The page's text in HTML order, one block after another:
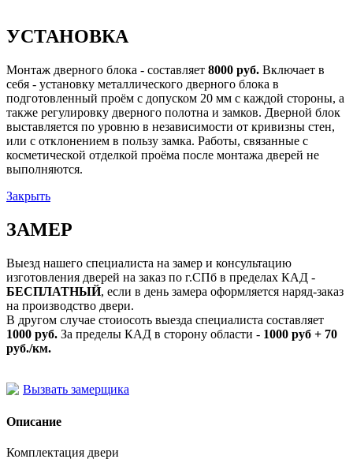
УСТАНОВКА
Монтаж дверного блока - составляет 8000 руб. Включает в
себя - установку металлического дверного блока в
подготовленный проём с допуском 20 мм с каждой стороны, а
также регулировку дверного полотна и замков. Дверной блок
выставляется по уровню в независимости от кривизны стен,
или с отклонением в пользу замка. Работы, связанные с
косметической отделкой проёма после монтажа дверей не
выполняются.
Закрыть
ЗАМЕР
Выезд нашего специалиста на замер и консультацию
изготовления дверей на заказ по г.СПб в пределах КАД -
БЕСПЛАТНЫЙ, если в день замера оформляется наряд-заказ
на производство двери.
В другом случае стоиосоть выезда специалиста составляет
1000 руб. За пределы КАД в сторону области - 1000 руб + 70
руб./км.
Вызвать замерщика
Описание
Комплектация двери